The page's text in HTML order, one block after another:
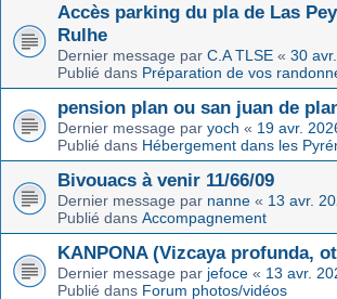
Accès parking du pla de Las
Rulhe
Dernier message par C.A TLSE « 30
Publié dans Préparation de vos
pension plan ou san juan de
Dernier message par yoch « 19 avr.
Publié dans Hébergement dans les
Bivouacs à venir 11/66/09
Dernier message par nanne « 13 avr.
Publié dans Accompagnement
KANPONA (Vizcaya profunda,
Dernier message par jefoce « 13 avr.
Publié dans Forum photos/vidéos